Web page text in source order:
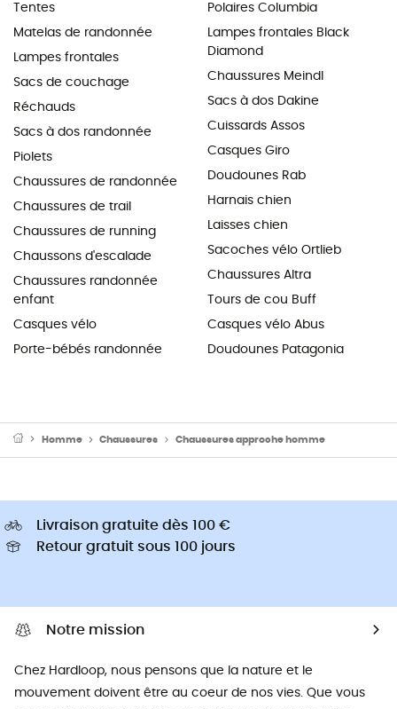
Tentes
Matelas de randonnée
Lampes frontales
Sacs de couchage
Réchauds
Sacs à dos randonnée
Piolets
Chaussures de randonnée
Chaussures de trail
Chaussures de running
Chaussons d'escalade
Chaussures randonnée
enfant
Casques vélo
Porte-bébés randonnée
Polaires Columbia
Lampes frontales Black
Diamond
Chaussures Meindl
Sacs à dos Dakine
Cuissards Assos
Casques Giro
Doudounes Rab
Harnais chien
Laisses chien
Sacoches vélo Ortlieb
Chaussures Altra
Tours de cou Buff
Casques vélo Abus
Doudounes Patagonia
Homme Chaussures Chaussures approche homme
Livraison gratuite dès 100 €
Retour gratuit sous 100 jours
Notre mission
Chez Hardloop, nous pensons que la nature et le
mouvement doivent être au coeur de nos vies. Que vous